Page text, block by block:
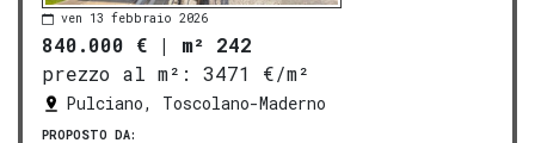
ven 13 febbraio 2026
840.000 € | m² 242
prezzo al m²:
3471 €/m²
Pulciano, Toscolano-Maderno
PROPOSTO DA: